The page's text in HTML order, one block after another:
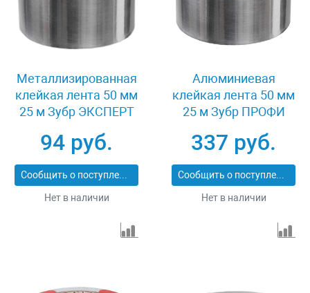
Металлизированная
клейкая лента 50 мм
25 м Зубр ЭКСПЕРТ
94 руб.
Сообщить о поступлении
Нет в наличии
Алюминиевая
клейкая лента 50 мм
25 м Зубр ПРОФИ
337 руб.
Сообщить о поступлении
Нет в наличии